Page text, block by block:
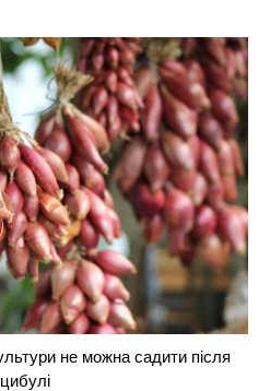
не можна садити після
цибулі